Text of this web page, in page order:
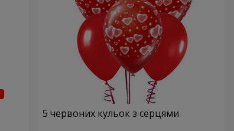
5 червоних кульок з серцями